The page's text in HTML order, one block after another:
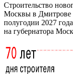
Строительство
Москвы в Дмитрове
полугодии 2027
на губернатора